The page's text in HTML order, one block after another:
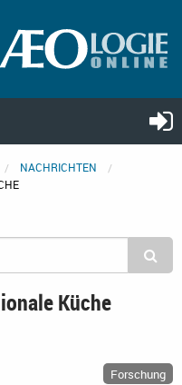
NACHRICHTEN
Küche
Forschung